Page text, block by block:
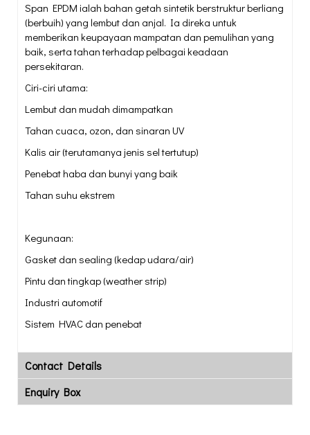
Span EPDM ialah bahan getah sintetik berstruktur berliang
(berbuih) yang lembut dan anjal. Ia direka untuk
memberikan keupayaan mampatan dan pemulihan yang
baik, serta tahan terhadap pelbagai keadaan
persekitaran.
Ciri-ciri utama:
Lembut dan mudah dimampatkan
Tahan cuaca, ozon, dan sinaran UV
Kalis air (terutamanya jenis sel tertutup)
Penebat haba dan bunyi yang baik
Tahan suhu ekstrem
Kegunaan:
Gasket dan sealing (kedap udara/air)
Pintu dan tingkap (weather strip)
Industri automotif
Sistem HVAC dan penebat
Contact Details
Enquiry Box